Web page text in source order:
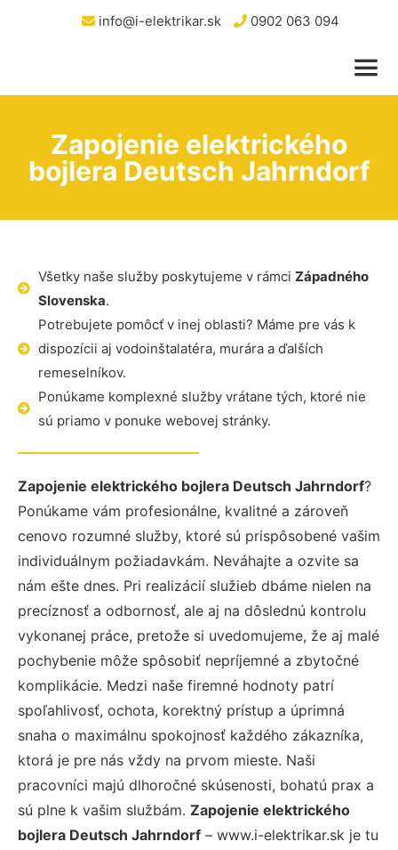
info@i-elektrikar.sk 0902 063 094
Zapojenie elektrického
bojlera Deutsch Jahrndorf
Všetky naše služby poskytujeme v rámci Západného
Slovenska.
Potrebujete pomôcť v inej oblasti? Máme pre vás k
dispozícii aj vodoinštalatéra, murára a ďalších
remeselníkov.
Ponúkame komplexné služby vrátane tých, ktoré nie
sú priamo v ponuke webovej stránky.
Zapojenie elektrického bojlera Deutsch Jahrndorf?
Ponúkame vám profesionálne, kvalitné a zároveň
cenovo rozumné služby, ktoré sú prispôsobené vašim
individuálnym požiadavkám. Neváhajte a ozvite sa
nám ešte dnes. Pri realizácií služieb dbáme nielen na
precíznosť a odbornosť, ale aj na dôslednú kontrolu
vykonanej práce, pretože si uvedomujeme, že aj malé
pochybenie môže spôsobiť nepríjemné a zbytočné
komplikácie. Medzi naše firemné hodnoty patrí
spoľahlivosť, ochota, korektný prístup a úprimná
snaha o maximálnu spokojnosť každého zákazníka,
ktorá je pre nás vždy na prvom mieste. Naši
pracovníci majú dlhoročné skúsenosti, bohatú prax a
sú plne k vašim službám. Zapojenie elektrického
bojlera Deutsch Jahrndorf – www.i-elektrikar.sk je tu